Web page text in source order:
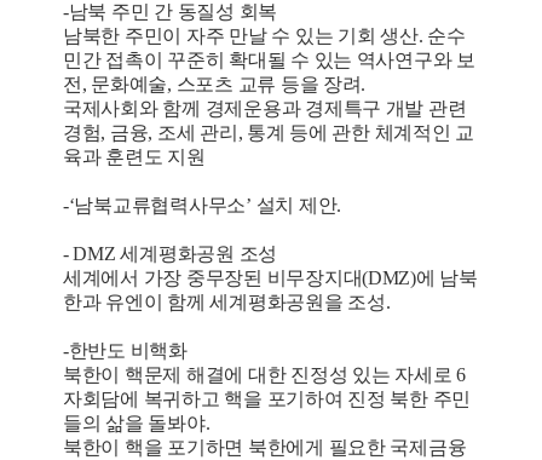
-남북 주민 간 동질성 회복
남북한 주민이 자주 만날 수 있는 기회 생산. 순수
민간 접촉이 꾸준히 확대될 수 있는 역사연구와 보
전, 문화예술, 스포츠 교류 등을 장려.
국제사회와 함께 경제운용과 경제특구 개발 관련
경험, 금융, 조세 관리, 통계 등에 관한 체계적인 교
육과 훈련도 지원
-‘남북교류협력사무소’ 설치 제안.
- DMZ 세계평화공원 조성
세계에서 가장 중무장된 비무장지대(DMZ)에 남북
한과 유엔이 함께 세계평화공원을 조성.
-한반도 비핵화
북한이 핵문제 해결에 대한 진정성 있는 자세로 6
자회담에 복귀하고 핵을 포기하여 진정 북한 주민
들의 삶을 돌봐야.
북한이 핵을 포기하면 북한에게 필요한 국제금융